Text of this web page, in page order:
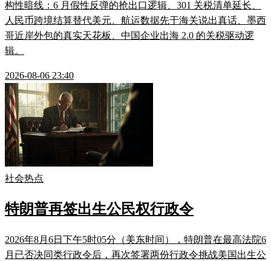
构性暗线：6 月假性反弹的抢出口逻辑、301 关税清单延长、
人民币跨境结算替代美元、航运数据先于海关说出真话、墨西
哥近岸外包的真实天花板、中国企业出海 2.0 的关税驱动逻
辑。
2026-08-06 23:40
社会热点
特朗普再签出生公民权行政令
2026年8月6日下午5时05分（美东时间），特朗普在最高法院6
月已否决同类行政令后，再次签署两份行政令挑战美国出生公